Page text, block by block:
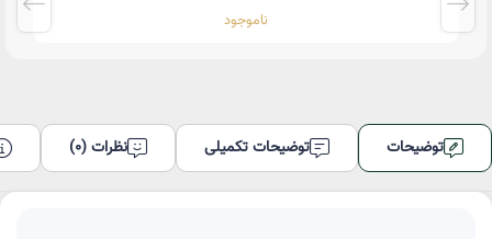
ناموجود
توضیحات توضیحات تکمیلی نظرات (0)